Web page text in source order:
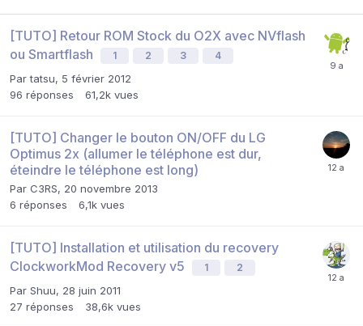
[TUTO] Retour ROM Stock du O2X avec NVflash
ou Smartflash
1 2 3 4
Partatsu, 5 février 2012
96 réponses 61,2k vues
[TUTO] Changer le bouton ON/OFF du LG
Optimus 2x (allumer le téléphone est dur,
éteindre le téléphone est long)
Par C3RS, 20 novembre 2013
6 réponses 6,1k vues
[TUTO] Installation et utilisation du recovery
ClockworkMod Recovery v5
1 2
Par Shuu, 28 juin 2011
27 réponses 38,6k vues